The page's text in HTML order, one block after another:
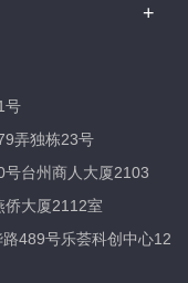
号
弄独栋23号
台州商人大厦2103
侨大厦2112室
489号乐荟科创中心12